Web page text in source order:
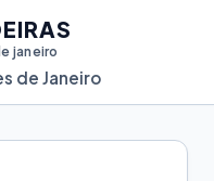
janeiro
de Janeiro